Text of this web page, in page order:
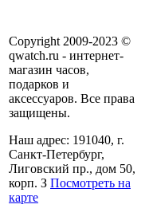
Copyright 2009-2023 ©
qwatch.ru - интернет-
магазин часов,
подарков и
аксессуаров. Все права
защищены.
Наш адрес: 191040, г.
Санкт-Петербург,
Лиговский пр., дом 50,
корп. З Посмотреть на
карте